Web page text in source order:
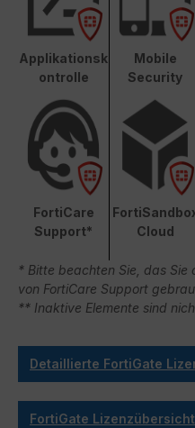
Applikationsk
ontrolle
Mobile
Security
FortiCare
Support*
Cloud
* Bitte beachten Sie, das Sie
von FortiCare Support
** Inaktive Elemente sind
Detaillierte FortiGate
FortiGate Lizenzübersicht